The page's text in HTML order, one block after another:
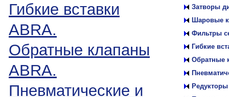
Гибкие вставки
ABRA.
Обратные клапаны
ABRA.
Пневматические и
Затворы
Шаровые
Фильтры
Гибкие
Обратные